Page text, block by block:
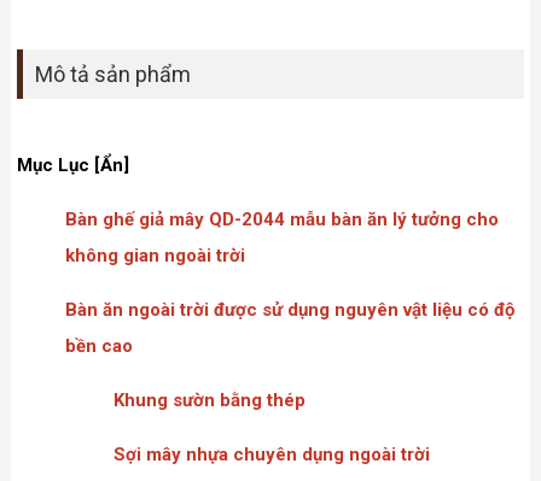
Mô tả sản phẩm
Mục Lục [Ẩn]
Bàn ghế giả mây QD-2044 mẫu bàn ăn lý tưởng cho
không gian ngoài trời
Bàn ăn ngoài trời được sử dụng nguyên vật liệu có độ
bền cao
Khung sườn bằng thép
Sợi mây nhựa chuyên dụng ngoài trời